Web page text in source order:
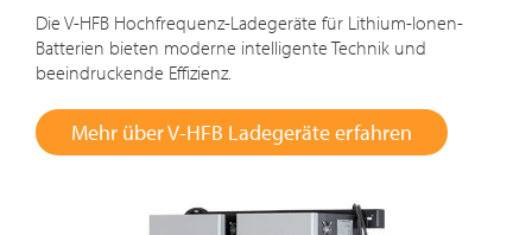
Die V-HFB Hochfrequenz-Ladegeräte für Lithium-Ionen-
Batterien bieten moderne intelligente Technik und
beeindruckende Effizienz.
Mehr über V-HFB Ladegeräte erfahren